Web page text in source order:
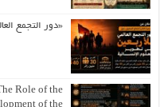
«دور التجمع
Role of the